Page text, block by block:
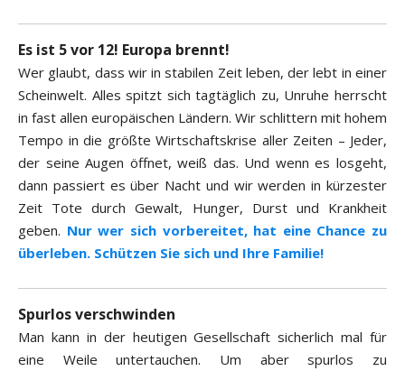
Es ist 5 vor 12! Europa brennt!
Wer glaubt, dass wir in stabilen Zeit leben, der lebt in einer
Scheinwelt. Alles spitzt sich tagtäglich zu, Unruhe herrscht
in fast allen europäischen Ländern. Wir schlittern mit hohem
Tempo in die größte Wirtschaftskrise aller Zeiten – Jeder,
der seine Augen öffnet, weiß das. Und wenn es losgeht,
dann passiert es über Nacht und wir werden in kürzester
Zeit Tote durch Gewalt, Hunger, Durst und Krankheit
geben. Nur wer sich vorbereitet, hat eine Chance zu
überleben. Schützen Sie sich und Ihre Familie!
Spurlos verschwinden
Man kann in der heutigen Gesellschaft sicherlich mal für
eine Weile untertauchen. Um aber spurlos zu